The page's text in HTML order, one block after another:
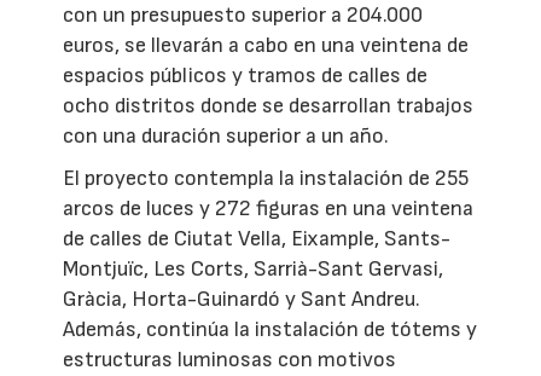
con un presupuesto superior a 204.000
euros, se llevarán a cabo en una veintena de
espacios públicos y tramos de calles de
ocho distritos donde se desarrollan trabajos
con una duración superior a un año.
El proyecto contempla la instalación de 255
arcos de luces y 272 figuras en una veintena
de calles de Ciutat Vella, Eixample, Sants-
Montjuïc, Les Corts, Sarrià-Sant Gervasi,
Gràcia, Horta-Guinardó y Sant Andreu.
Además, continúa la instalación de tótems y
estructuras luminosas con motivos